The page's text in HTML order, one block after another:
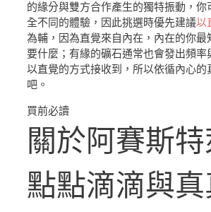
的緣分與雙方合作產生的獨特振動，你
全不同的體驗，因此挑選時優先建議以
為輔，因為直覺來自內在，內在的你最
要什麼；有緣的礦石通常也會發出頻率
以直覺的方式接收到，所以依循內心的
吧。
買前必讀
關於阿賽斯
點點滴滴與